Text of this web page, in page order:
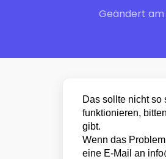
Geändert am
Das sollte nicht so
funktionieren,
gibt.
Wenn das
eine E-Mail an